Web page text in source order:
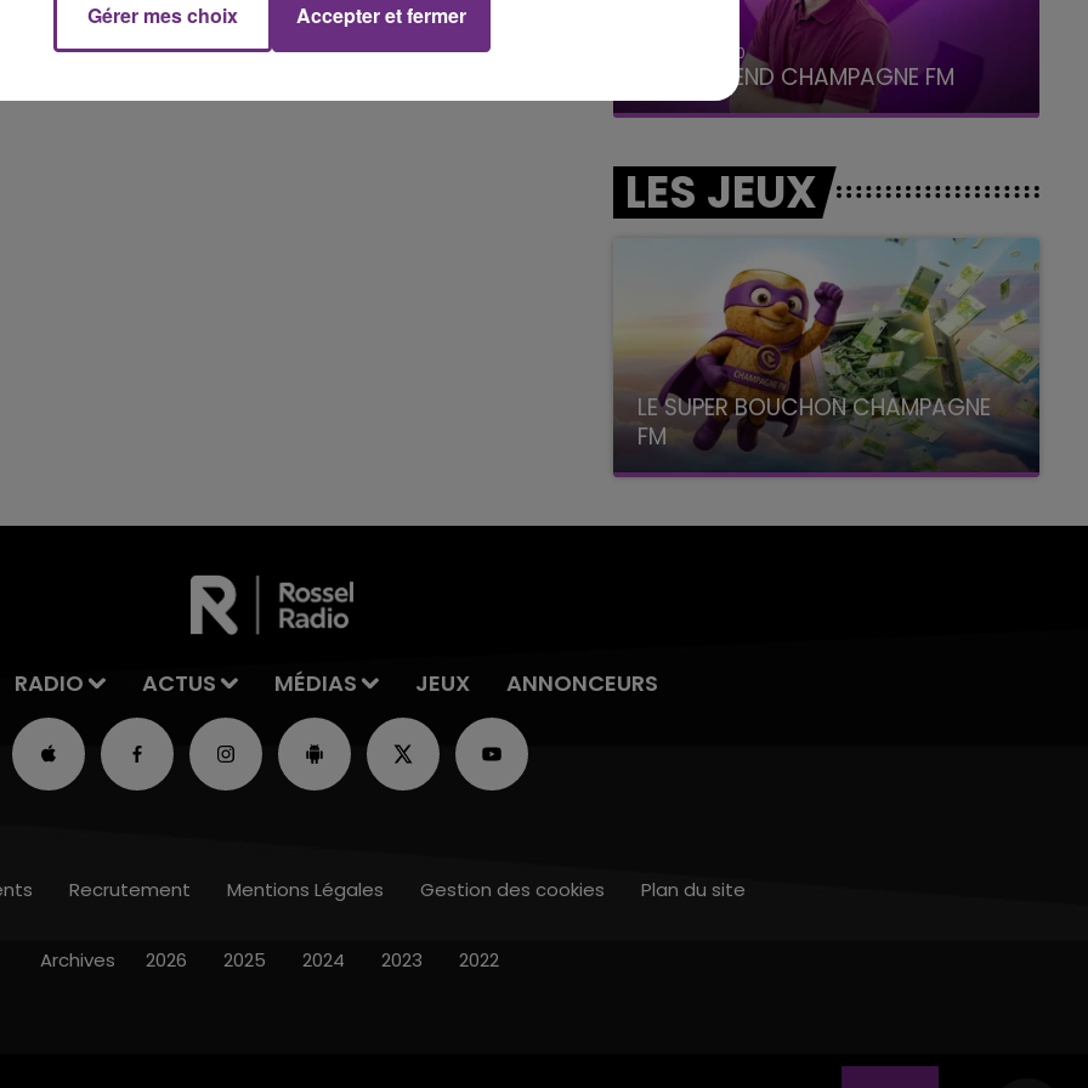
7h00 - 12h00 16h00 - 20h00
LE WEEK-END CHAMPAGNE FM
LES JEUX
LE SUPER BOUCHON CHAMPAGNE
FM
avec La Famille Champagne FM, à 8H10
RADIO ACTUS MÉDIAS JEUX ANNONCEURS
Recrutement Mentions Légales Gestion des cookies Plan du site
Archives 2026 2025 2024 2023 2022
Gérer mes choix Accepter et fermer